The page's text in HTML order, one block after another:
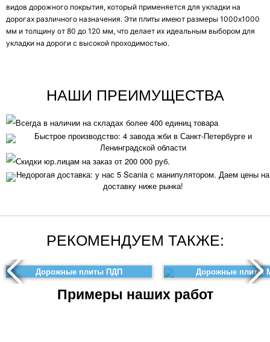
видов дорожного покрытия, который применяется для укладки на
дорогах различного назначения. Эти плиты имеют размеры 1000x1000
мм и толщину от 80 до 120 мм, что делает их идеальным выбором для
укладки на дороги с высокой проходимостью.
НАШИ ПРЕИМУЩЕСТВА
Всегда в наличии на складах более 400 единиц товара
Быстрое производство: 4 завода жби в Санкт-Петербурге и
Ленинградской области
Скидки юр.лицам на заказ от 200 000 руб.
Недорогая доставка: у нас 5 Scania с манипулятором. Даем цены на
доставку ниже рынка!
РЕКОМЕНДУЕМ ТАКЖЕ:
Дорожные плиты ПДП Дорожные плиты
Примеры наших работ